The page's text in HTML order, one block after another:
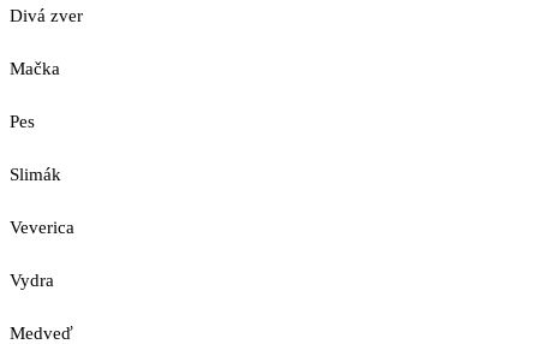
Divá zver
Mačka
Pes
Slimák
Veverica
Vydra
Medveď